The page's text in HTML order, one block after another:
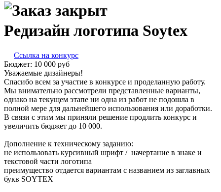
Редизайн логотипа Soytex
Ссылка на конкурс
Бюджет: 10 000 руб
Уважаемые дизайнеры!
Спасибо всем за участие в конкурсе и проделанную работу.
Мы внимательно рассмотрели представленные варианты,
однако на текущем этапе ни одна из работ не подошла в
полной мере для дальнейшего использования или доработки.
В связи с этим мы приняли решение продлить конкурс и
увеличить бюджет до 10 000.
Дополнение к техническому заданию:
не использовать курсивный шрифт / начертание в знаке и
текстовой части логотипа
преимущество отдается вариантам с названием из заглавных
букв SOYTEX